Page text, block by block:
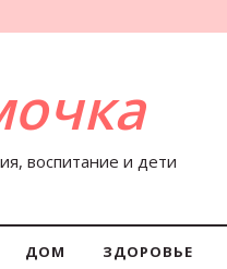
воспитание и дети
ДОМ ЗДОРОВЬЕ